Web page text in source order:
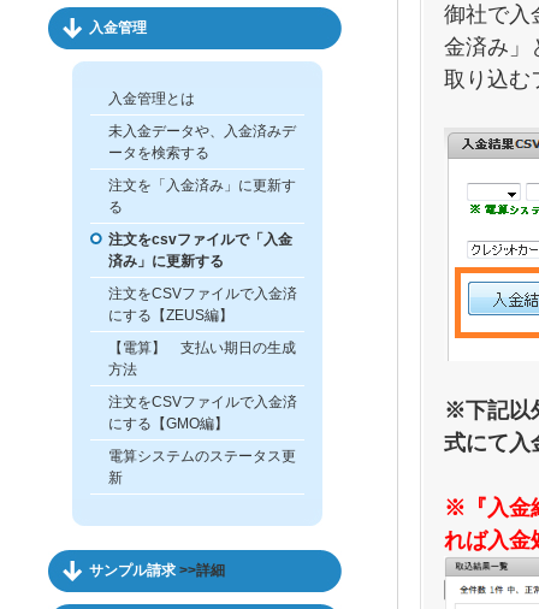
入金管理
入金管理とは
未入金データや、入金済みデ
ータを検索する
注文を「入金済み」に更新す
る
注文をcsvファイルで「入金
済み」に更新する
注文をCSVファイルで入金済
にする【ZEUS編】
【電算】 支払い期日の生成
方法
注文をCSVファイルで入金済
にする【GMO編】
電算システムのステータス更
新
サンプル請求 >>詳細
御社で入
金済み」
取り込む
※下記以
式にて入
※『入金
れば入金